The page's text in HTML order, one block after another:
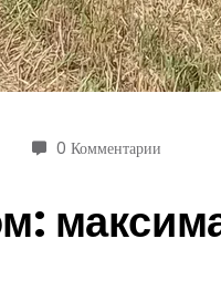
0 Комментарии